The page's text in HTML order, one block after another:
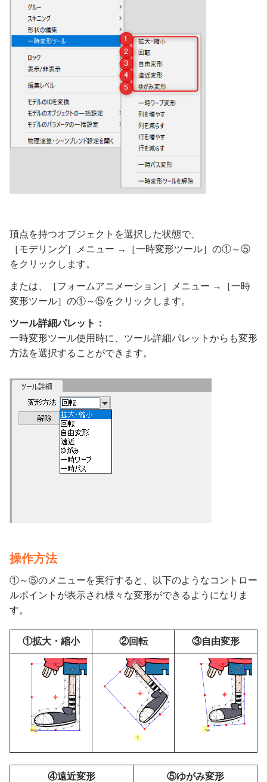
頂点を持つオブジェクトを選択した状態で、
［モデリング］メニュー →［一時変形ツール］の①～⑤
をクリックします。
または、［フォームアニメーション］メニュー →［一時
変形ツール］の①～⑤をクリックします。
ツール詳細パレット：
一時変形ツール使用時に、ツール詳細パレットからも変形
方法を選択することができます。
操作方法
①～⑤のメニューを実行すると、以下のようなコントロー
ルポイントが表示され様々な変形ができるようになりま
す。
①拡大・縮小 ②回転 ③自由変形
④遠近変形 ⑤ゆがみ変形